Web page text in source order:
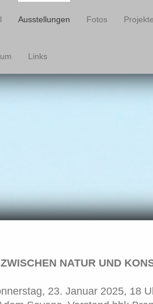
Ausstellungen Fotos Projekte
Links
NATUR UND
23. Januar 2025, 18